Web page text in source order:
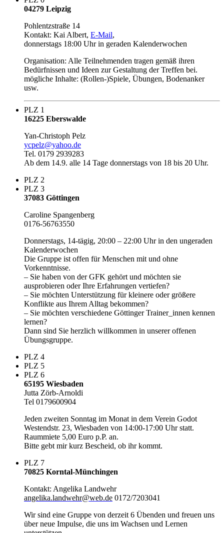
04279 Leipzig
Pohlentzstraße 14
Kontakt: Kai Albert, E-Mail,
donnerstags 18:00 Uhr in geraden Kalenderwochen
Organisation: Alle Teilnehmenden tragen gemäß ihren
Bedürfnissen und Ideen zur Gestaltung der Treffen bei.
mögliche Inhalte: (Rollen-)Spiele, Übungen, Bodenanker
usw.
PLZ 1
16225 Eberswalde
Yan-Christoph Pelz
ycpelz@yahoo.de
Tel. 0179 2939283
Ab dem 14.9. alle 14 Tage donnerstags von 18 bis 20 Uhr.
PLZ 2
PLZ 3
37083 Göttingen
Caroline Spangenberg
0176-56763550
Donnerstags, 14-tägig, 20:00 – 22:00 Uhr in den ungeraden
Kalenderwochen
Die Gruppe ist offen für Menschen mit und ohne
Vorkenntnisse.
– Sie haben von der GFK gehört und möchten sie
ausprobieren oder Ihre Erfahrungen vertiefen?
– Sie möchten Unterstützung für kleinere oder größere
Konflikte aus Ihrem Alltag bekommen?
– Sie möchten verschiedene Göttinger Trainer_innen kennen
lernen?
Dann sind Sie herzlich willkommen in unserer offenen
Übungsgruppe.
PLZ 4
PLZ 5
PLZ 6
65195 Wiesbaden
Jutta Zörb-Arnoldi
Tel 0179600904
Jeden zweiten Sonntag im Monat in dem Verein Godot
Westendstr. 23, Wiesbaden von 14:00-17:00 Uhr statt.
Raummiete 5,00 Euro p.P. an.
Bitte gebt mir kurz Bescheid, ob ihr kommt.
PLZ 7
70825 Korntal-Münchingen
Kontakt: Angelika Landwehr
angelika.landwehr@web.de 0172/7203041
Wir sind eine Gruppe von derzeit 6 Übenden und freuen uns
über neue Impulse, die uns im Wachsen und Lernen